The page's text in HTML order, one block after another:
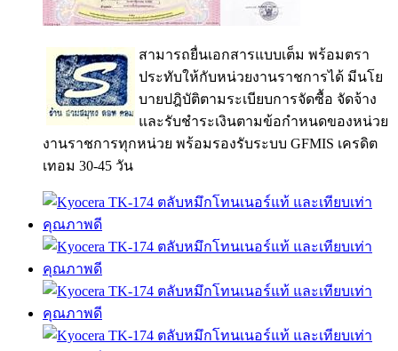
สามารถยื่นเอกสารแบบเต็ม พร้อมตรา
ประทับให้กับหน่วยงานราชการได้ มีนโย
บายปฎิบัติตามระเบียบการจัดซื้อ จัดจ้าง
และรับชำระเงินตามข้อกำหนดของหน่วย
งานราชการทุกหน่วย พร้อมรองรับระบบ GFMIS เครดิต
เทอม 30-45 วัน